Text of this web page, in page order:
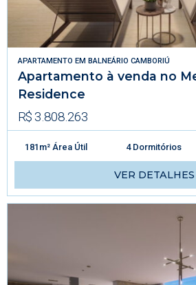
APARTAMENTO EM BALNEÁRIO CAMBORIÚ
Apartamento à venda no
Residence
R$ 3.808.263
181m² Área Útil 4 Dormitórios
VER DETALHES